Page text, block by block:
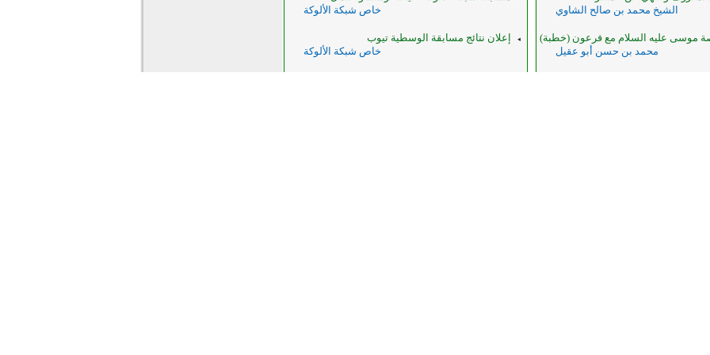
الشيخ محمد بن صالح الشاوي
موسى عليه السلام مع فرعون (خطبة)
محمد بن حسن أبو عقيل
خاص شبكة الألوكة
إعلان نتائج مسابقة الوسطية تيوب
خاص شبكة الألوكة